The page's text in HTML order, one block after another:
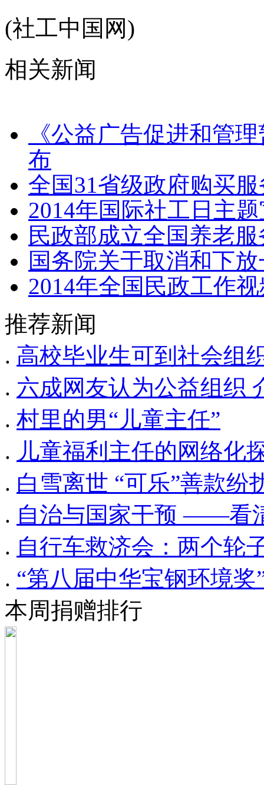
(社工中国网)
相关新闻
《公益广告促进和管
布
全国31省级政府购买
2014年国际社工日主
民政部成立全国养老
国务院关于取消和下
2014年全国民政工作
推荐新闻
. 高校毕业生可到社会组
. 六成网友认为公益组织
. 村里的男“儿童主任”
. 儿童福利主任的网络化
. 白雪离世 “可乐”善款纷
. 自治与国家干预 ——看
. 自行车救济会：两个轮
. “第八届中华宝钢环境奖
本周捐赠排行